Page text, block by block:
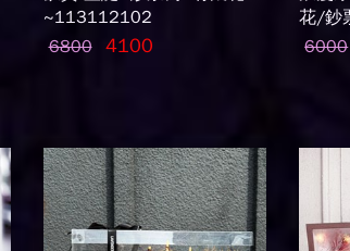
~113112102
6800
4100
花/鈔
6000